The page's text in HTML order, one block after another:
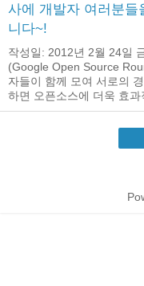
사에 개발자 여러분들
니다~!
작성일: 2012년 2월 24일
(Google Open Source
자들이 함께 모여 서로의
하면 오픈소스에 더욱 효과